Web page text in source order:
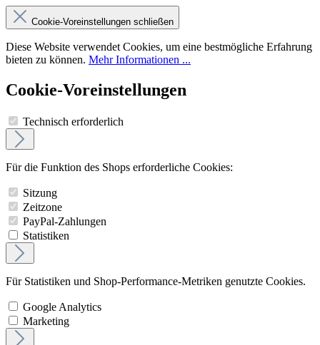
Cookie-Voreinstellungen schließen
Diese Website verwendet Cookies, um eine bestmögliche Erfahrung
bieten zu können. Mehr Informationen ...
Cookie-Voreinstellungen
Technisch erforderlich
Für die Funktion des Shops erforderliche Cookies:
Sitzung
Zeitzone
PayPal-Zahlungen
Statistiken
Für Statistiken und Shop-Performance-Metriken genutzte Cookies.
Google Analytics
Marketing